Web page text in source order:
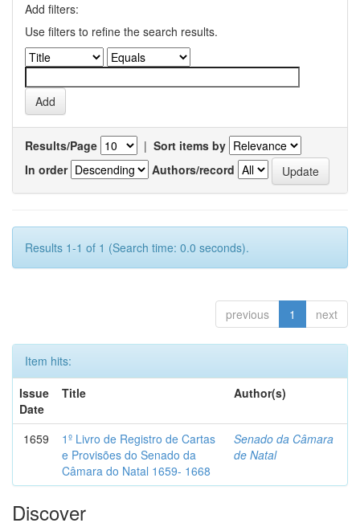
Add filters:
Use filters to refine the search results.
Results/Page | Sort items by
In order
Authors/record
Results 1-1 of 1 (Search time: 0.0 seconds).
previous 1 next
Item hits:
Issue
Date
Title Author(s)
1659
1º Livro de Registro de Cartas
e Provisões do Senado da
Câmara do Natal 1659- 1668
Senado da Câmara
de Natal
Discover